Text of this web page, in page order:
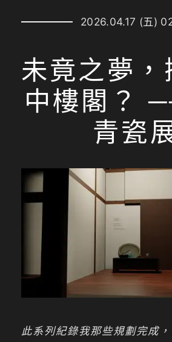
2026.04.17 (五)
未竟之夢，
中樓閣？
青瓷
此系列紀錄我那些規劃完成